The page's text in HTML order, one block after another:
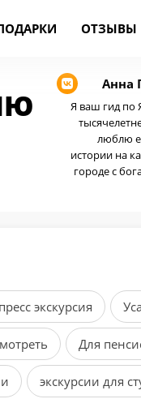
ОТЗЫВЫ
Анна
Я ваш гид по
люблю
истории на
городе с
экскурсия
Для
экскурсии для